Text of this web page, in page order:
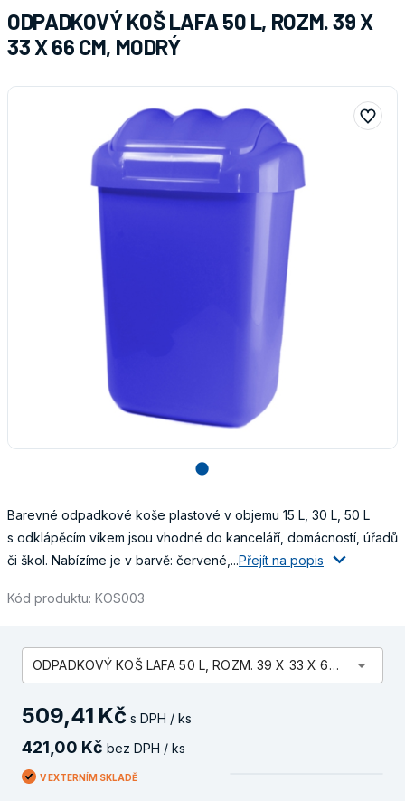
ODPADKOVÝ KOŠ LAFA 50 L, ROZM. 39 X
33 X 66 CM, MODRÝ
lens
Barevné odpadkové koše plastové v objemu 15 L, 30 L, 50 L
s odklápěcím víkem jsou vhodné do kanceláří, domácností, úřadů
či škol. Nabízíme je v barvě: červené,...Přejít na popis
Kód produktu: KOS003
ODPADKOVÝ KOŠ LAFA 50 L, ROZM. 39 X 33 X 66 CM, MODRÝ arrow_drop_down
509,41 Kč s DPH / ks
421 00 Kč bez DPH / ks
V EXTERNÍM SKLADĚ